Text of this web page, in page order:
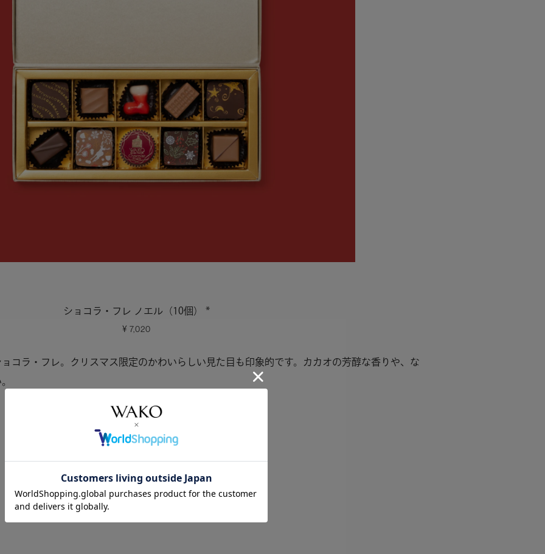
ショコラ・フレ ノエル（10個） *
7,020
コラ・フレ。クリスマス限定のかわいらしい見た目も印象的です。カカオの芳醇な香りや、な
クリスマスケーキ